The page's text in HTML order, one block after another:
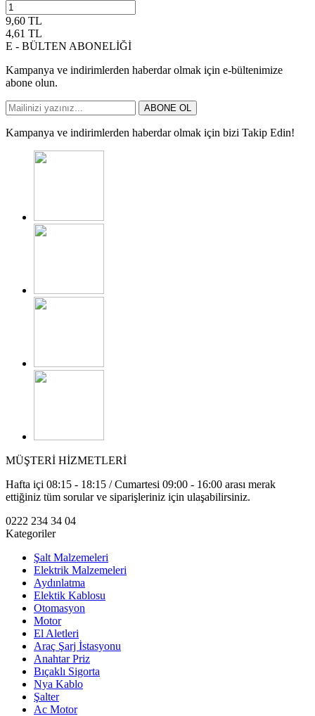
9,60 TL
4,61 TL
E - BÜLTEN ABONELİĞİ
Kampanya ve indirimlerden haberdar olmak için e-bültenimize
abone olun.
ABONE OL
Kampanya ve indirimlerden haberdar olmak için bizi Takip Edin!
MÜŞTERİ HİZMETLERİ
Hafta içi 08:15 - 18:15 / Cumartesi 09:00 - 16:00 arası merak
ettiğiniz tüm sorular ve siparişleriniz için ulaşabilirsiniz.
0222 234 34 04
Kategoriler
Şalt Malzemeleri
Elektrik Malzemeleri
Aydınlatma
Elektik Kablosu
Otomasyon
Motor
El Aletleri
Araç Şarj İstasyonu
Anahtar Priz
Bıçaklı Sigorta
Nya Kablo
Şalter
Ac Motor